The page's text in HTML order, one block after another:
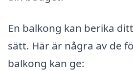
En balkong kan berika
sätt. Här är några av de
balkong kan ge: